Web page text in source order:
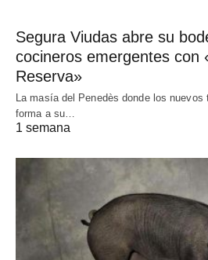
Segura Viudas abre su
cocineros emergentes con
Reserva»
La masía del Penedès donde los
forma a su…
1 semana